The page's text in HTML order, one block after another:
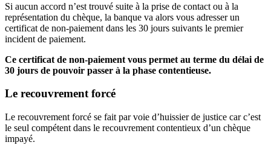
Si aucun accord n’est trouvé suite à la prise de contact ou à la
représentation du chèque, la banque va alors vous adresser un
certificat de non-paiement dans les 30 jours suivants le premier
incident de paiement.
Ce certificat de non-paiement vous permet au terme du délai de
30 jours de pouvoir passer à la phase contentieuse.
Le recouvrement forcé
Le recouvrement forcé se fait par voie d’huissier de justice car c’est
le seul compétent dans le recouvrement contentieux d’un chèque
impayé.